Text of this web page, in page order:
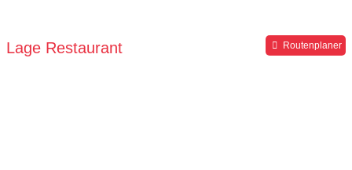
Lage Restaurant Routenplaner